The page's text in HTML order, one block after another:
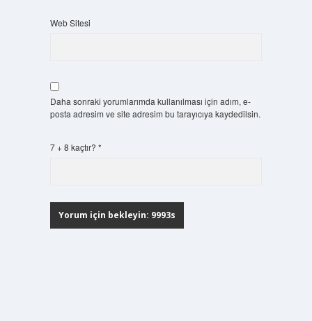
Web Sitesi
Daha sonraki yorumlarımda kullanılması için adım, e-
posta adresim ve site adresim bu tarayıcıya kaydedilsin.
7 + 8 kaçtır? *